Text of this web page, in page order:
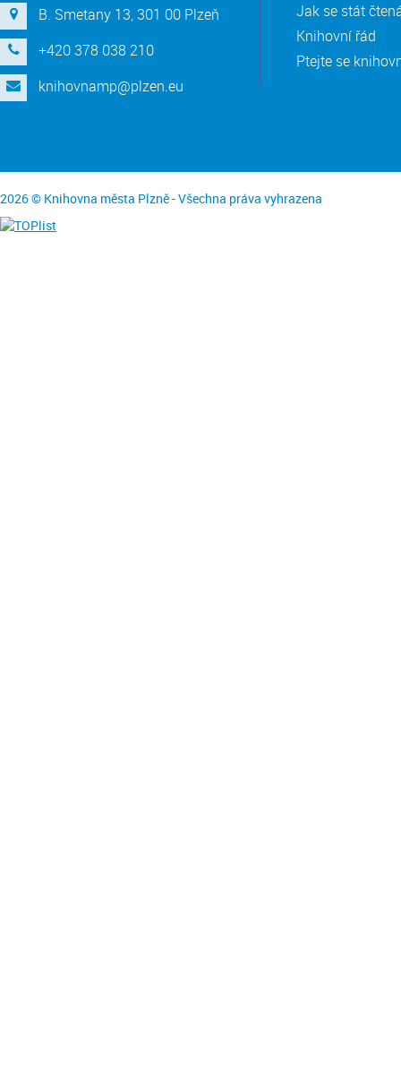
B. Smetany 13, 301 00 Plzeň
+420 378 038 210
knihovnamp@plzen.eu
Jak se stát
Knihovní řád
Ptejte se
2026 © Knihovna města Plzně - Všechna práva vyhrazena